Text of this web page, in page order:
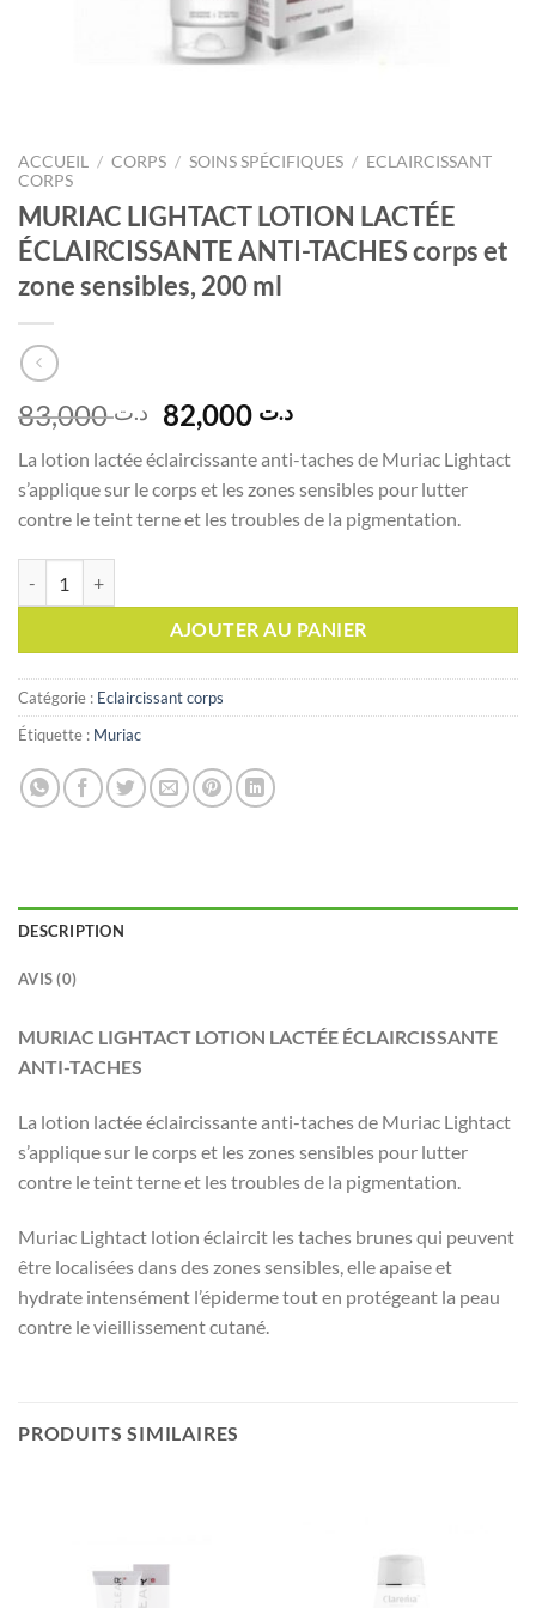
ACCUEIL / CORPS / SOINS SPÉCIFIQUES / ECLAIRCISSANT
CORPS
MURIAC LIGHTACT LOTION LACTÉE
ÉCLAIRCISSANTE ANTI-TACHES corps et
zone sensibles, 200 ml
د.ت83,000
Le
prix
initial
était :
د.ت 83,000.
د.تLe
actuel
est :
د.ت 82,000.
La lotion lactée éclaircissante anti-taches de Muriac Lightact
s’applique sur le corps et les zones sensibles pour lutter
contre le teint terne et les troubles de la pigmentation.
AJOUTER AU PANIER
Catégorie : Eclaircissant corps
Étiquette : Muriac
DESCRIPTION
AVIS (0)
MURIAC LIGHTACT LOTION LACTÉE ÉCLAIRCISSANTE
ANTI-TACHES
La lotion lactée éclaircissante anti-taches de Muriac Lightact
s’applique sur le corps et les zones sensibles pour lutter
contre le teint terne et les troubles de la pigmentation.
Muriac Lightact lotion éclaircit les taches brunes qui peuvent
être localisées dans des zones sensibles, elle apaise et
hydrate intensément l’épiderme tout en protégeant la peau
contre le vieillissement cutané.
PRODUITS SIMILAIRES